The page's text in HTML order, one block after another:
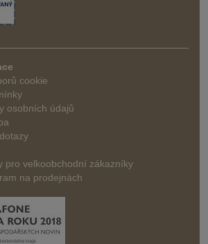
cookie
osobních údajů
pro velkoobchodní zákazníky
na prodejnách